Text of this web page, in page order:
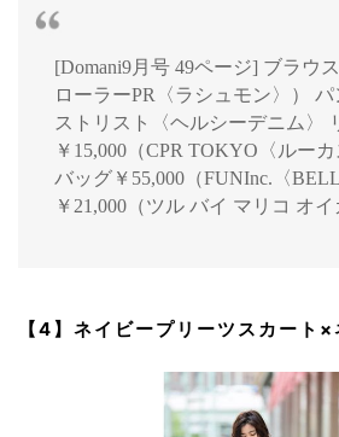
[Domani9月号 49ページ] ブラウ
ローラーPR〈ラシュモン〉）
ストリスト〈ヘルシーデニム〉
￥15,000（CPR TOKYO〈ルーカ
バッグ￥55,000（FUNInc.〈
￥21,000（ツル バイ マリコ オイ
【4】ネイビープリーツスカート